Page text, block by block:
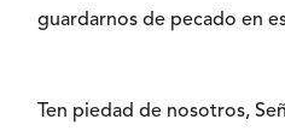
guardarnos de pecado en
Ten piedad de nosotros,